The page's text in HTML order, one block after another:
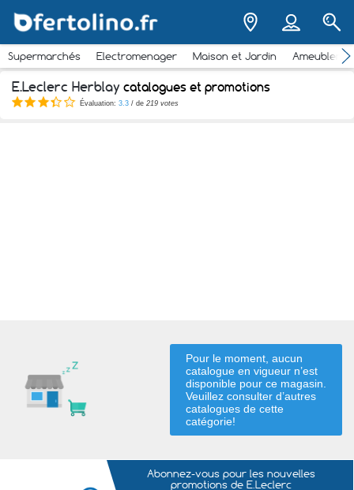
Supermarchés Electromenager Maison et Jardin
E.Leclerc Herblay catalogues et promotions
Évaluation: 3.3 / de 219 votes
Pour le moment, aucun
catalogue en vigueur n’est
disponible pour ce magasin.
Veuillez consulter d’autres
catalogues de cette
catégorie!
Abonnez-vous pour les nouvelles
promotions de E.Leclerc